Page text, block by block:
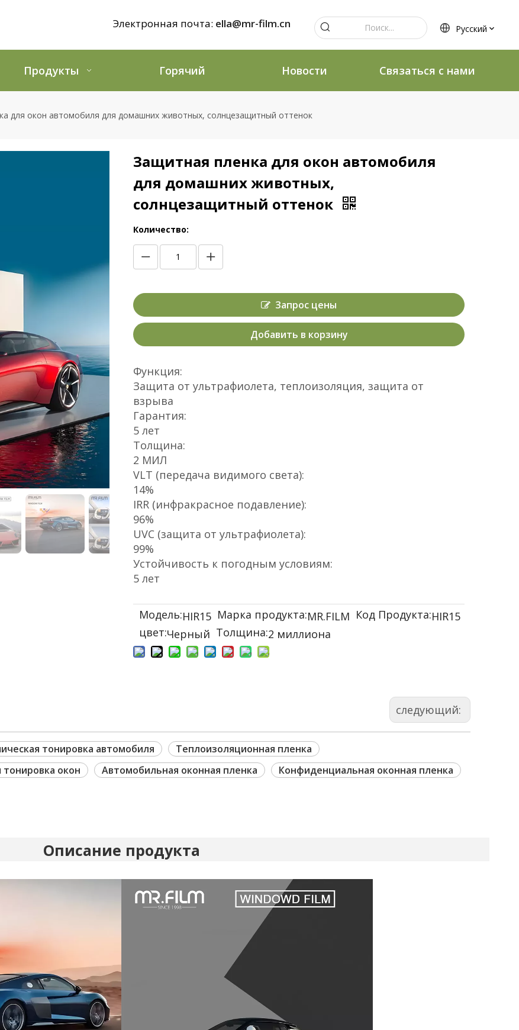
Электронная почта: ella@mr-film.cn Pусский
Продукты Горячий Новости Связаться с нами
для окон автомобиля для домашних животных, солнцезащитный оттенок
Защитная пленка для окон автомобиля
для домашних животных,
солнцезащитный оттенок
Количество:
Запрос цены
Добавить в корзину
Функция:
Защита от ультрафиолета, теплоизоляция, защита от
взрыва
Гарантия:
5 лет
Толщина:
2 МИЛ
VLT (передача видимого света):
14%
IRR (инфракрасное подавление):
96%
UVC (защита от ультрафиолета):
99%
Устойчивость к погодным условиям:
5 лет
Модель:HIR15 Марка продукта:MR.FILM Код Продукта:HIR15
цвет:Черный Толщина:2 миллиона
следующий:
тонировка автомобиля
Теплоизоляционная пленка
окон Автомобильная оконная пленка
Конфиденциальная оконная пленка
Описание продукта